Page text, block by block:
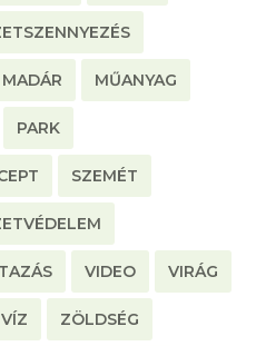
MADÁR MŰANYAG
PARK
SZEMÉT
VIDEO VIRÁG
VÍZ ZÖLDSÉG